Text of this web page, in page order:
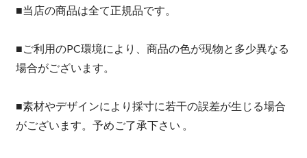
■当店の商品は全て正規品です。
■ご利用のPC環境により、商品の色が現物と多少異なる
場合がございます。
■素材やデザインにより採寸に若干の誤差が生じる場合
がございます。予めご了承下さい 。